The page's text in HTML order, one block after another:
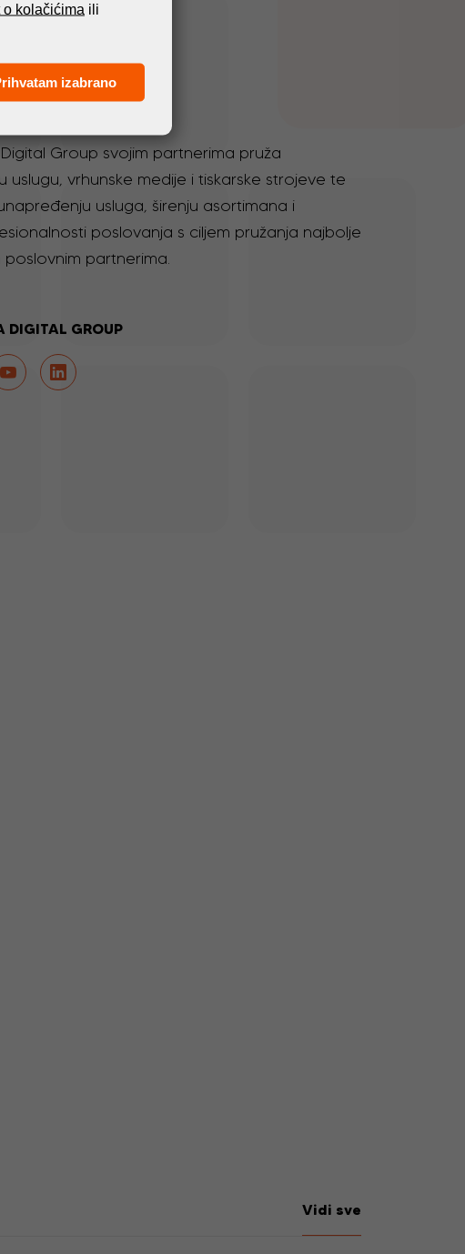
Group svojim partnerima pruža
uslugu, vrhunske medije i tiskarske strojeve te
usluga, širenju asortimana i
poslovanja s ciljem pružanja najbolje
poslovnim partnerima.
DIGITAL GROUP
Vidi sve
kolačićima ili
izabrano